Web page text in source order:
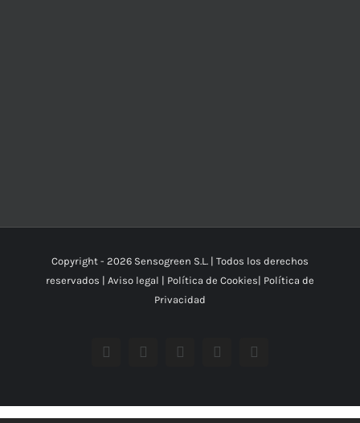
Copyright - 2026 Sensogreen S.L. | Todos los derechos
reservados | Aviso legal | Política de Cookies| Política de
Privacidad
FacebookYouTubeInstagram
X
Correo